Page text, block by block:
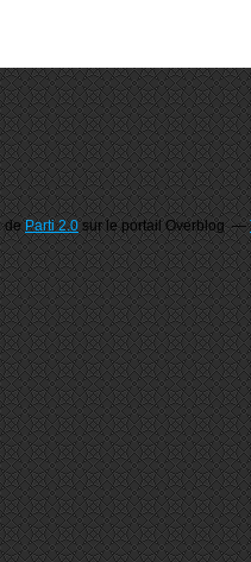
deParti 2.0sur le portail Overblog